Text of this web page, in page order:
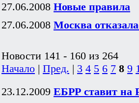
27.06.2008 Новые правила
27.06.2008 Москва
Новости 141 - 160 из 264
Начало | Пред. | 3 4 5 6 7 8 9
23.12.2009 ЕБРР ставит на